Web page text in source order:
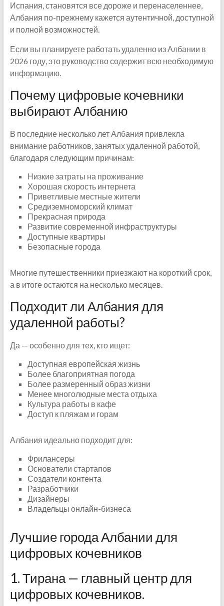
Испания, становятся все дороже и перенаселеннее,
Албания по-прежнему кажется аутентичной, доступной
и полной возможностей.
Если вы планируете работать удаленно из Албании в
2026 году, это руководство содержит всю необходимую
информацию.
Почему цифровые кочевники
выбирают Албанию
В последние несколько лет Албания привлекла
внимание работников, занятых удаленной работой,
благодаря следующим причинам:
Низкие затраты на проживание
Хорошая скорость интернета
Приветливые местные жители
Средиземноморский климат
Прекрасная природа
Развитие современной инфраструктуры
Доступные квартиры
Безопасные города
Многие путешественники приезжают на короткий срок,
а в итоге остаются на несколько месяцев.
Подходит ли Албания для
удаленной работы?
Да — особенно для тех, кто ищет:
Доступная европейская жизнь
Более благоприятная погода
Более размеренный образ жизни
Менее многолюдные места отдыха
Культура работы в кафе
Доступ к пляжам и горам
Албания идеально подходит для:
Фрилансеры
Основатели стартапов
Создатели контента
Разработчики
Дизайнеры
Владельцы онлайн-бизнеса
Лучшие города Албании для
цифровых кочевников
1. Тирана — главный центр для
цифровых кочевников.